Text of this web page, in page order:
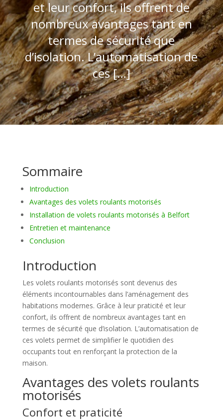
et leur confort, ils offrent de
nombreux avantages tant en
termes de sécurité que
d’isolation. L’automatisation de
ces […]
Sommaire
Introduction
Avantages des volets roulants motorisés
Installation de volets roulants motorisés à Belfort
Entretien et maintenance
Conclusion
Introduction
Les volets roulants motorisés sont devenus des
éléments incontournables dans l’aménagement des
habitations modernes. Grâce à leur praticité et leur
confort, ils offrent de nombreux avantages tant en
termes de sécurité que d’isolation. L’automatisation de
ces volets permet de simplifier le quotidien des
occupants tout en renforçant la protection de la
maison.
Avantages des volets roulants
motorisés
Confort et praticité